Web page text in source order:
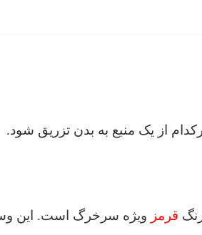
از یک منبع به بدن تزریق شود.
قرمز ویژه سرخرگ است. این